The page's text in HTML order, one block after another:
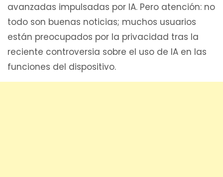
avanzadas impulsadas por IA. Pero atención: no
todo son buenas noticias; muchos usuarios
están preocupados por la privacidad tras la
reciente controversia sobre el uso de IA en las
funciones del dispositivo.